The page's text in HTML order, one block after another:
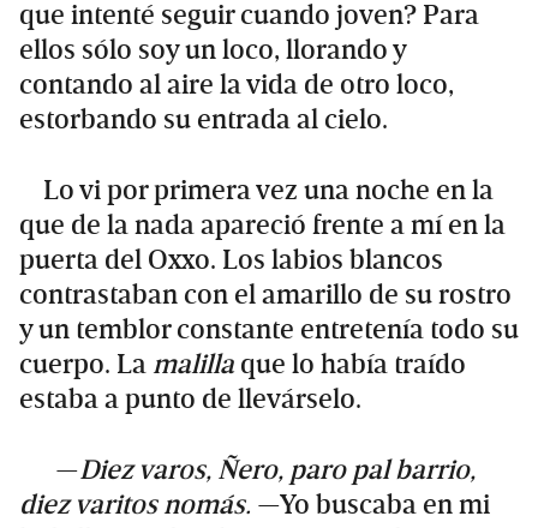
que intenté seguir cuando joven? Para
ellos sólo soy un loco, llorando y
contando al aire la vida de otro loco,
estorbando su entrada al cielo.
Lo vi por primera vez una noche en la
que de la nada apareció frente a mí en la
puerta del Oxxo. Los labios blancos
contrastaban con el amarillo de su rostro
y un temblor constante entretenía todo su
cuerpo. Lamalilla que lo había traído
estaba a punto de llevárselo.
—Diez varos, Ñero, paro pal barrio,
diez varitos nomás. —Yo buscaba en mi